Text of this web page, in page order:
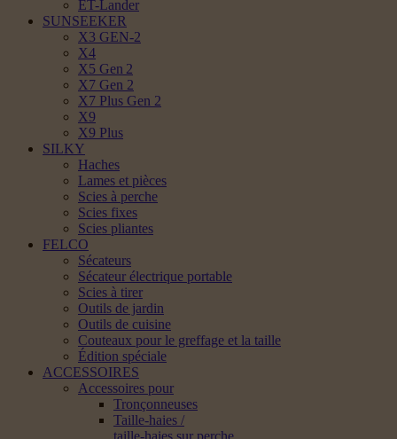
ET-Lander
SUNSEEKER
X3 GEN-2
X4
X5 Gen 2
X7 Gen 2
X7 Plus Gen 2
X9
X9 Plus
SILKY
Haches
Lames et pièces
Scies à perche
Scies fixes
Scies pliantes
FELCO
Sécateurs
Sécateur électrique portable
Scies à tirer
Outils de jardin
Outils de cuisine
Couteaux pour le greffage et la taille
Édition spéciale
ACCESSOIRES
Accessoires pour
Tronçonneuses
Taille-haies /
taille-haies sur perche